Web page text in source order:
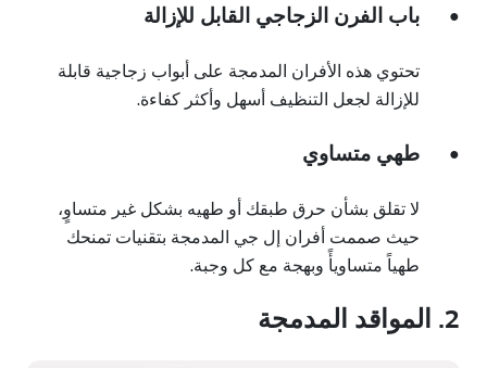
● باب الفرن الزجاجي القابل للإزالة
تحتوي هذه الأفران المدمجة على أبواب زجاجية قابلة
للإزالة لجعل التنظيف أسهل وأكثر كفاءة.
● طهي متساوي
لا تقلق بشأن حرق طبقك أو طهيه بشكل غير متساوٍ،
حيث صممت أفران إل جي المدمجة بتقنيات تمنحك
طهياً متساويأً وبهجة مع كل وجبة.
2. المواقد المدمجة